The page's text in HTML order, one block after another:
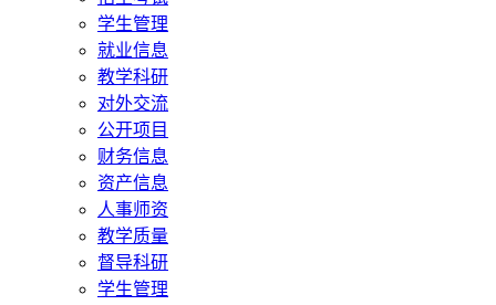
学生管理
就业信息
教学科研
对外交流
公开项目
财务信息
资产信息
人事师资
教学质量
督导科研
学生管理